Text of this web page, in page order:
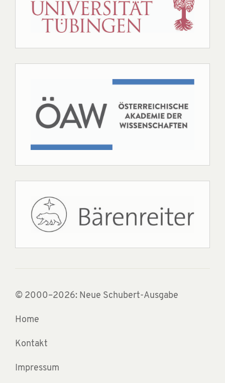
© 2000–2026: Neue Schubert-Ausgabe
Home
Kontakt
Impressum